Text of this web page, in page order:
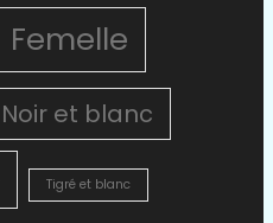
Femelle
Noir et blanc
Tigré et blanc